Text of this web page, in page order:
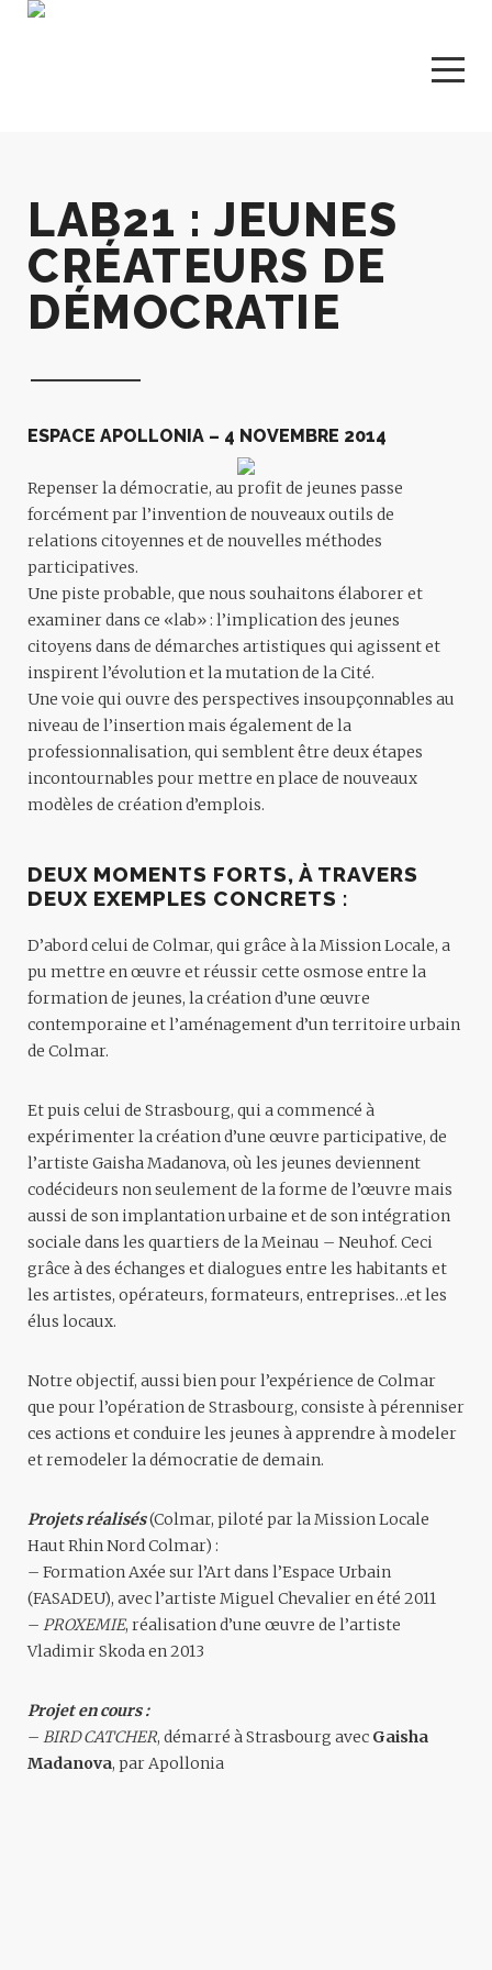
LAB21 : JEUNES
CRÉATEURS DE
DÉMOCRATIE
ESPACE APOLLONIA – 4 NOVEMBRE 2014
Repenser la démocratie, au profit de jeunes passe
forcément par l’invention de nouveaux outils de
relations citoyennes et de nouvelles méthodes
participatives.
Une piste probable, que nous souhaitons élaborer et
examiner dans ce «lab» : l’implication des jeunes
citoyens dans de démarches artistiques qui agissent et
inspirent l’évolution et la mutation de la Cité.
Une voie qui ouvre des perspectives insoupçonnables au
niveau de l’insertion mais également de la
professionnalisation, qui semblent être deux étapes
incontournables pour mettre en place de nouveaux
modèles de création d’emplois.
DEUX MOMENTS FORTS, À TRAVERS
DEUX EXEMPLES CONCRETS :
D’abord celui de Colmar, qui grâce à la Mission Locale, a
pu mettre en œuvre et réussir cette osmose entre la
formation de jeunes, la création d’une œuvre
contemporaine et l’aménagement d’un territoire urbain
de Colmar.
Et puis celui de Strasbourg, qui a commencé à
expérimenter la création d’une œuvre participative, de
l’artiste Gaisha Madanova, où les jeunes deviennent
codécideurs non seulement de la forme de l’œuvre mais
aussi de son implantation urbaine et de son intégration
sociale dans les quartiers de la Meinau – Neuhof. Ceci
grâce à des échanges et dialogues entre les habitants et
les artistes, opérateurs, formateurs, entreprises…et les
élus locaux.
Notre objectif, aussi bien pour l’expérience de Colmar
que pour l’opération de Strasbourg, consiste à pérenniser
ces actions et conduire les jeunes à apprendre à modeler
et remodeler la démocratie de demain.
Projets réalisés(Colmar, piloté par la Mission Locale
Haut Rhin Nord Colmar) :
– Formation Axée sur l’Art dans l’Espace Urbain
(FASADEU), avec l’artiste Miguel Chevalier en été 2011
– PROXEMIE, réalisation d’une œuvre de l’artiste
Vladimir Skoda en 2013
Projet en cours :
– BIRD CATCHER, démarré à Strasbourg avec Gaisha
Madanova, par Apollonia